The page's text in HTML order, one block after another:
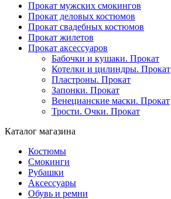
Прокат мужских смокингов
Прокат деловых костюмов
Прокат свадебных костюмов
Прокат жилетов
Прокат аксессуаров
Бабочки и кушаки. Прокат
Котелки и цилиндры. Прокат
Пластроны. Прокат
Запонки. Прокат
Венецианские маски. Прокат
Трости. Очки. Прокат
Каталог магазина
Костюмы
Смокинги
Рубашки
Аксессуары
Обувь и ремни